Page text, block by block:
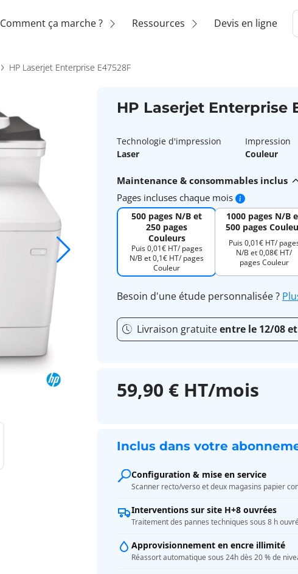
Comment ça marche ? Ressources Devis en ligne
HP Laserjet Enterprise E47528F
HP Laserjet Enterprise
Technologie d'impression
Laser
Impression
Couleur
Maintenance & consommables inclus
Pages incluses chaque mois
500 pages N/B et
250 pages
Couleurs
Puis 0,01€ HT/ pages
N/B et 0,1€ HT/ pages
Couleur
1000 pages N/B
500 pages
Puis 0,01€ HT/
N/B et 0,08€ HT/
pages Couleur
Besoin d'une étude personnalisée ?
Livraison gratuiteentre le 12/08
59,90 € HT/mois
Inclus dans votre
Configuration & mise en service
Scanner recto/verso et deux magasins papier
Interventions sur site H+8 ouvrées
Traitement des pannes techniques sous 8 h
Approvisionnement en encre illimité
Réassort automatique sous 24h dès 20 % de